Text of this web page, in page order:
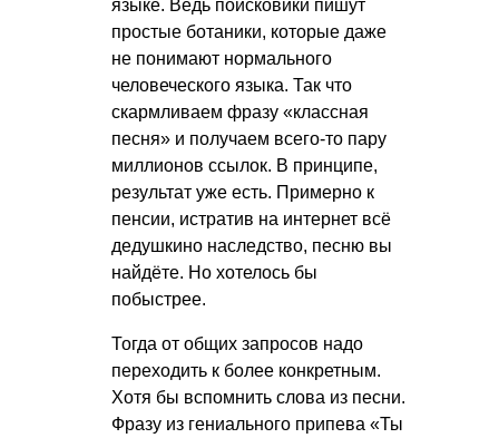
языке. Ведь поисковики пишут
простые ботаники, которые даже
не понимают нормального
человеческого языка. Так что
скармливаем фразу «классная
песня» и получаем всего-то пару
миллионов ссылок. В принципе,
результат уже есть. Примерно к
пенсии, истратив на интернет всё
дедушкино наследство, песню вы
найдёте. Но хотелось бы
побыстрее.
Тогда от общих запросов надо
переходить к более конкретным.
Хотя бы вспомнить слова из песни.
Фразу из гениального припева «Ты